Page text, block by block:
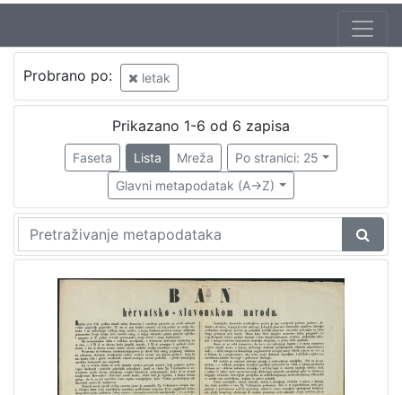
Jezik
hrvatski
Nakladnička
cjelina
Probrano po: letak
Prikazano 1-6 od 6 zapisa
Faseta Lista Mreža
Po stranici: 25
Glavni metapodatak (A->Z)